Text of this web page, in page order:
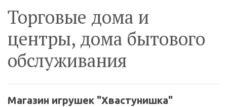
Торговые дома и
центры, дома бытового
обслуживания
Магазин игрушек "Хвастунишка"